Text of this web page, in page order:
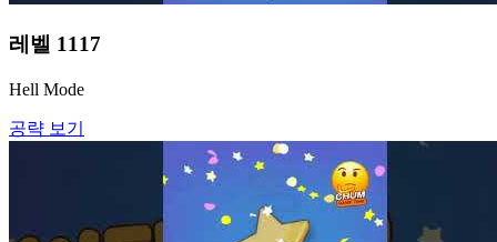
레벨 1117
Hell Mode
공략 보기